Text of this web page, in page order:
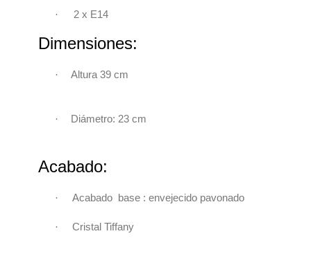
· 2 x E14
Dimensiones:
· Altura 39 cm
· Diámetro: 23 cm
Acabado:
· Acabado base : envejecido pavonado
· Cristal Tiffany